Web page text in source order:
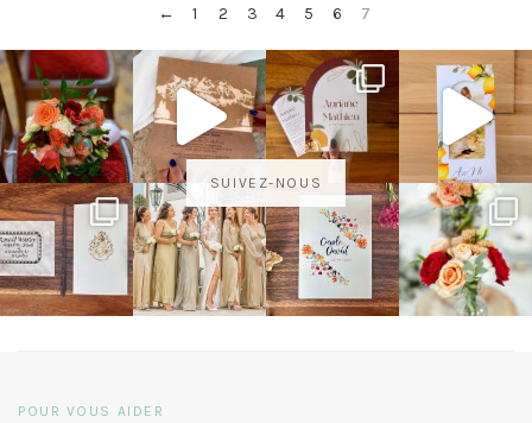
← 1 2 3 4 5 6 7
SUIVEZ-NOUS
POUR VOUS AIDER